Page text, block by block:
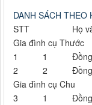
DANH SÁCH THEO
STT
Họ
Gia đình cụ Thước
1
1
2
2
Gia đình cụ Chu
3
1